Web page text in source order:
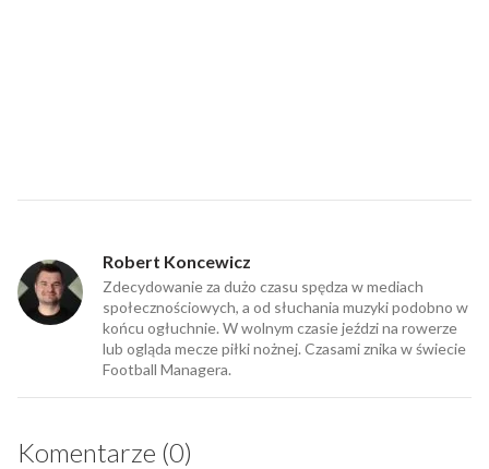
Robert Koncewicz
Zdecydowanie za dużo czasu spędza w mediach
społecznościowych, a od słuchania muzyki podobno w
końcu ogłuchnie. W wolnym czasie jeździ na rowerze
lub ogląda mecze piłki nożnej. Czasami znika w świecie
Football Managera.
Komentarze (0)